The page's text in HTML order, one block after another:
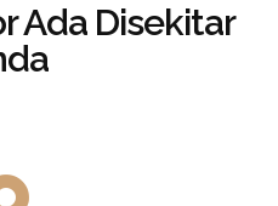
Ada Disekitar